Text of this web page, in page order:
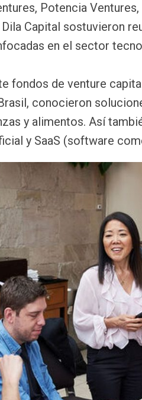
Potencia Ventures,
Capital sostuvieron
en el sector
fondos de venture
conocieron
y alimentos. Así
y SaaS (software